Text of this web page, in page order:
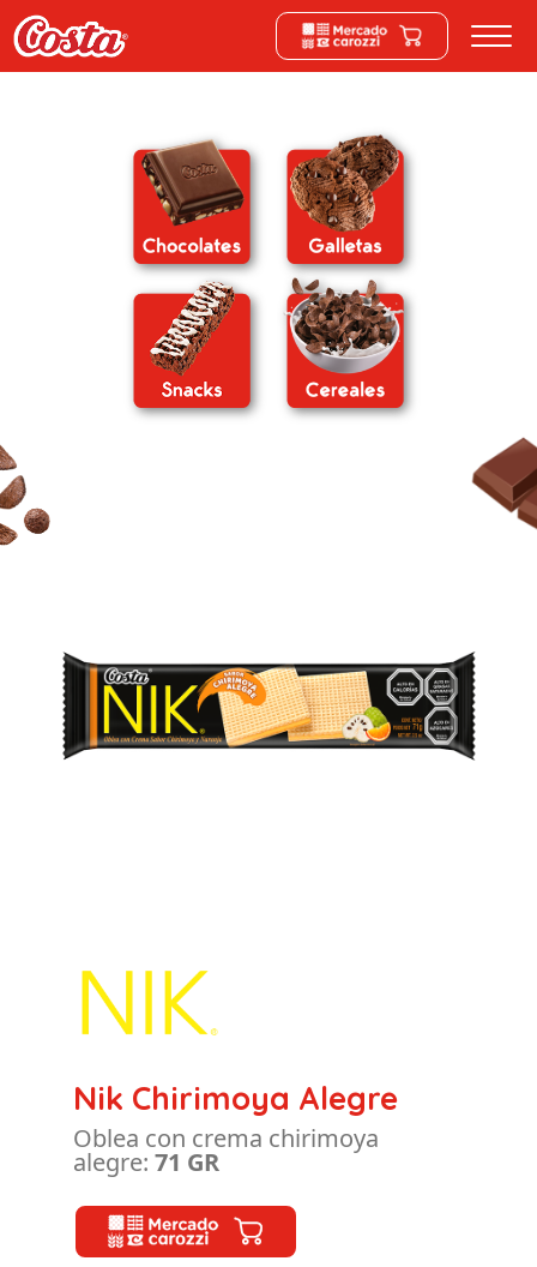
Nik Chirimoya Alegre
Oblea con crema chirimoya
alegre: 71 GR